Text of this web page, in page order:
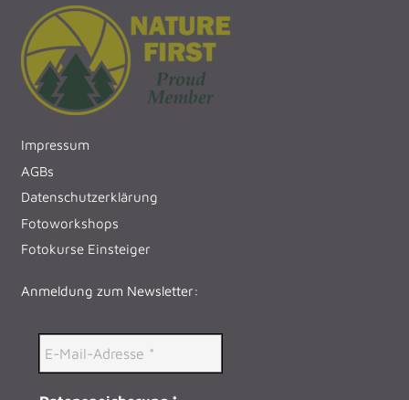
Impressum
AGBs
Datenschutzerklärung
Fotoworkshops
Fotokurse Einsteiger
Anmeldung zum Newsletter: